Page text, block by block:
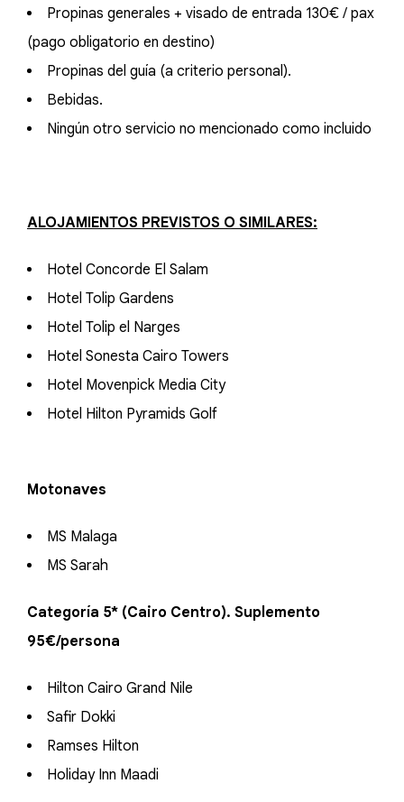
Propinas generales + visado de entrada 130€ / pax
(pago obligatorio en destino)
Propinas del guía (a criterio personal).
Bebidas.
Ningún otro servicio no mencionado como incluido
ALOJAMIENTOS PREVISTOS O SIMILARES:
Hotel Concorde El Salam
Hotel Tolip Gardens
Hotel Tolip el Narges
Hotel Sonesta Cairo Towers
Hotel Movenpick Media City
Hotel Hilton Pyramids Golf
Motonaves
MS Malaga
MS Sarah
Categoría 5* (Cairo Centro). Suplemento
95€/persona
Hilton Cairo Grand Nile
Safir Dokki
Ramses Hilton
Holiday Inn Maadi